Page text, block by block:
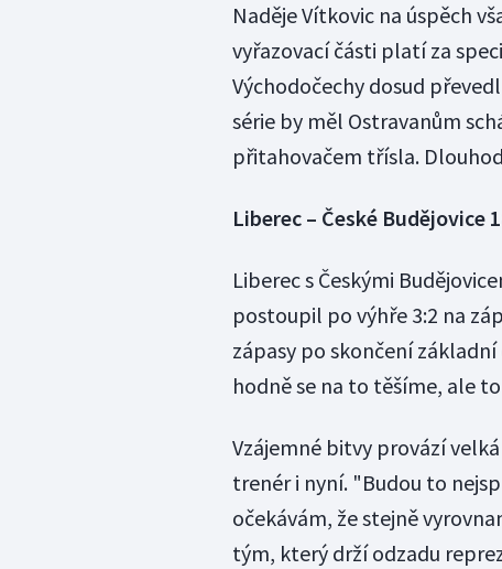
Naděje Vítkovic na úspěch
vyřazovací části platí za
Východočechy dosud
série by měl Ostravanům
přitahovačem třísla.
Liberec – České Budějovice
Liberec s Českými
postoupil po výhře 3:2 na
zápasy po skončení
hodně se na to těšíme, ale
Vzájemné bitvy provází
trenér i nyní. "Budou to
očekávám, že stejně
tým, který drží odzadu